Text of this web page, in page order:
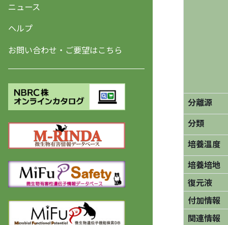
ニュース
ヘルプ
お問い合わせ・ご要望はこちら
分離源
分類
培養温度
培養培地
復元液
付加情報
関連情報